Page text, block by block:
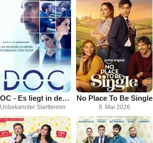
DOC - Es liegt in deinen Händen
Unbekannter Starttermin
No Place To Be Single
8. Mai 2026